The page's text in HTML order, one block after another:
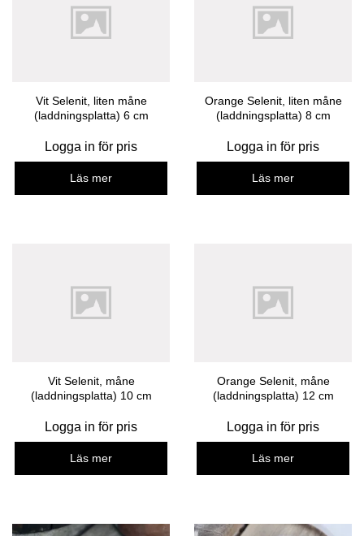
Vit Selenit, liten måne
(laddningsplatta) 6 cm
Logga in för pris
Läs mer
Orange Selenit, liten måne
(laddningsplatta) 8 cm
Logga in för pris
Läs mer
Vit Selenit, måne
(laddningsplatta) 10 cm
Logga in för pris
Läs mer
Orange Selenit, måne
(laddningsplatta) 12 cm
Logga in för pris
Läs mer